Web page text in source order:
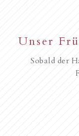
Familie
Unser
Sobald der
New